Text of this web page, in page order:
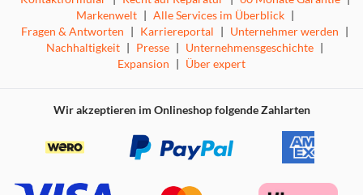
Markenwelt | Alle Services im Überblick |
Fragen & Antworten | Karriereportal | Unternehmer werden |
Nachhaltigkeit | Presse | Unternehmensgeschichte |
Expansion | Über expert
Wir akzeptieren im Onlineshop folgende Zahlarten